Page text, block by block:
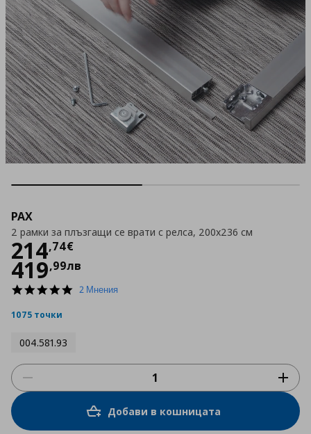
PAX
2 рамки за плъзгащи се врати с релса, 200x236 см
214,74€
Цена
419,99лв
5.0
2 Мнения
1075 точки
004.581.93
Добави в кошницата